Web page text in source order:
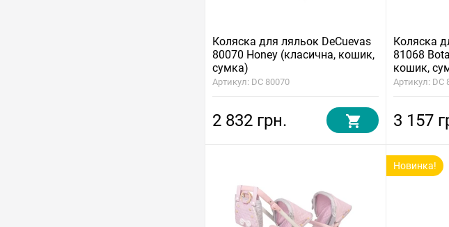
Коляска для ляльок DeCuevas
80070 Honey (класична, кошик,
сумка)
Артикул: DC 80070
2 832 грн.
Коляска
81068
кошик,
Артикул: DC
3 157
Новинка!